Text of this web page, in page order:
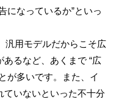
になっているか”といっ
汎用モデルだからこそ広
るなど、あくまで “広
が多いです。また、イ
ていないといった不十分